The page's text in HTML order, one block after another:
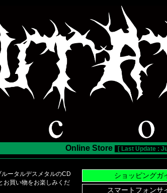
Online Store [ Last Update :
ータルデスメタルのCD
お買い物をお楽しみくだ